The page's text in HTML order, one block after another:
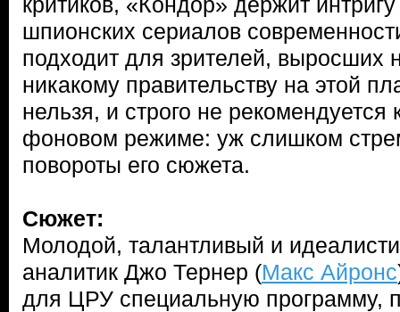
шпионских сериалов
подходит для зрителей, выросших
никакому правительству на этой
нельзя, и строго не рекомендуется
фоновом режиме: уж слишком
повороты его сюжета.
Сюжет:
Молодой, талантливый и
аналитик Джо Тернер (Макс Айронс
для ЦРУ специальную программу,